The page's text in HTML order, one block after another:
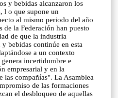
y bebidas alcanzaron los
l o que supone un
al mismo periodo del año
de la Federación han puesto
de que la industria
bebidas continúe en esta
a un contexto
incertidumbre e
empresarial y en la
las compañías". La Asamblea
de las formaciones
el desbloqueo de aquellas